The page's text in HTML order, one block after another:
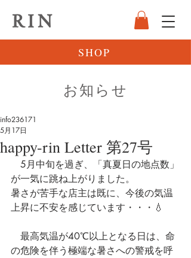
RIN
SHOP
お知らせ
happy-rin Letter 第27号
info236171
5月17日
5月中旬を過ぎ、「真夏日の地点数」
が一気に跳ね上がりました。
暑さが苦手な店主は既に、今後の気温
上昇に不安を感じています・・・💧
最高気温が40℃以上となる日は、命
の危険を伴う極端な暑さへの警戒を呼